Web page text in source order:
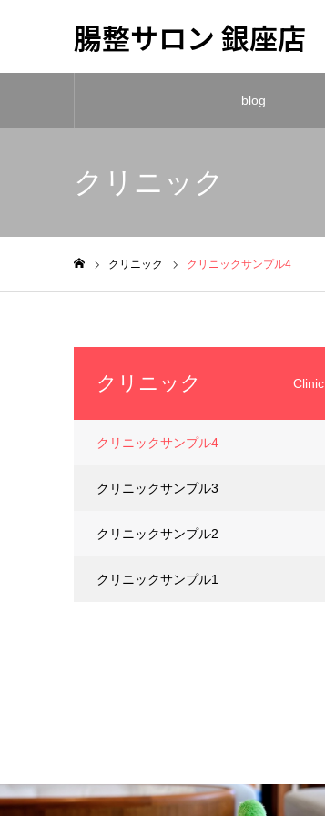
腸整サロン 銀座店
blog
クリニック
クリニック クリニックサンプル4
クリニック
Clinic
クリニックサンプル4
クリニックサンプル3
クリニックサンプル2
クリニックサンプル1